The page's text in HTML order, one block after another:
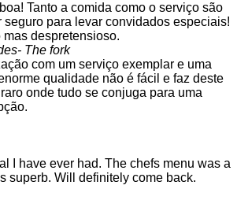
Tanto a comida como o serviço são
seguro para levar convidados especiais!
despretensioso.
- The fork
com um serviço exemplar e uma
qualidade não é fácil e faz deste
onde tudo se conjuga para uma
I have ever had. The chefs menu was a
superb. Will definitely come back.